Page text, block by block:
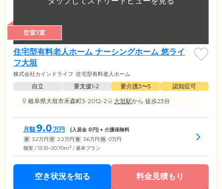
空室1室
住宅型有料老人ホーム ナーシングホーム 悠ライ
フ大垣
株式会社カインドライフ 住宅型有料老人ホーム
自立 要支援1•2 要介護3〜5
認知症可
岐阜県大垣市禾森町3-2012-2
大垣駅から 徒歩23分
月額 9.0 万円 (入居金 0円) + 介護保険料
家 3.2万円 管 2.2万円 食 3.6万円 他 0万円
個室 / 13.10~20.70m2 / 基本プラン
空き状況を知る 料金見積もり